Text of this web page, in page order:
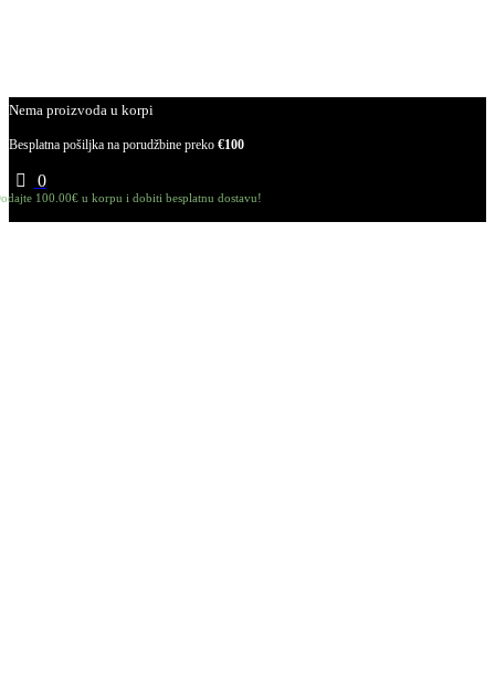
Nema proizvoda u korpi
Besplatna pošiljka na porudžbine preko €100
0
100.00€ u korpu i dobiti besplatnu dostavu!